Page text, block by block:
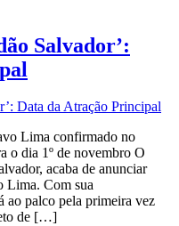
Salvador’:
Lima confirmado no
o dia 1º de novembro O
acaba de anunciar
Lima. Com sua
ao palco pela primeira vez
de […]